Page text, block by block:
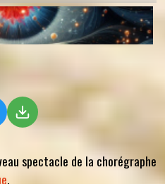
spectacle de la chorégraphe
.